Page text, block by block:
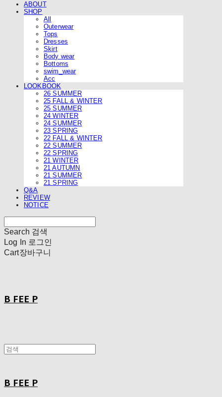
ABOUT
SHOP
All
Outerwear
Tops
Dresses
Skirt
Body wear
Bottoms
swim_wear
Acc
LOOKBOOK
26 SUMMER
25 FALL & WINTER
25 SUMMER
24 WINTER
24 SUMMER
23 SPRING
22 FALL & WINTER
22 SUMMER
22 SPRING
21 WINTER
21 AUTUMN
21 SUMMER
21 SPRING
Q&A
REVIEW
NOTICE
Search 검색
Log In 로그인
Cart장바구니
B FEE P
B FEE P